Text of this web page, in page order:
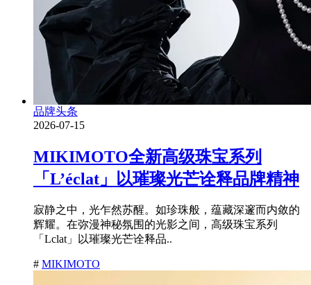
品牌头条
2026-07-15
MIKIMOTO全新高级珠宝系列
「L’éclat」以璀璨光芒诠释品牌精神
寂静之中，光乍然苏醒。如珍珠般，蕴藏深邃而内敛的
辉耀。在弥漫神秘氛围的光影之间，高级珠宝系列
「Lclat」以璀璨光芒诠释品..
# MIKIMOTO